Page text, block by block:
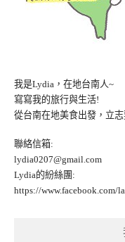
我是Lydia，在地台南人~
寫寫我的旅行與生活!
從台南在地美食出發，立
聯絡信箱:
lydia0207@gmail.com
Lydia的紛絲團:
https://www.facebook.com/